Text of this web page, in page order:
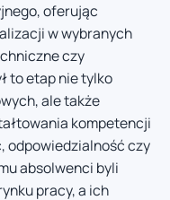
oferując
w wybranych
czy
to etap nie tylko
ale także
kompetencji
odpowiedzialność czy
absolwenci byli
pracy, a ich